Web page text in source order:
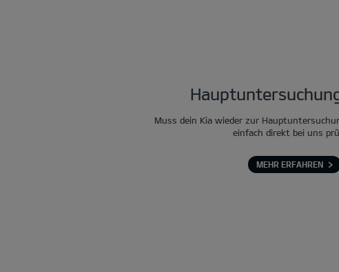
Muss dein Kia wieder zur
einfach direkt bei uns
MEHR ERFAHREN